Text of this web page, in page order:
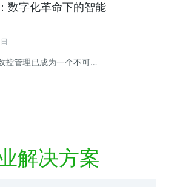
数字化革命下的智能
控管理已成为一个不可…
解决方案